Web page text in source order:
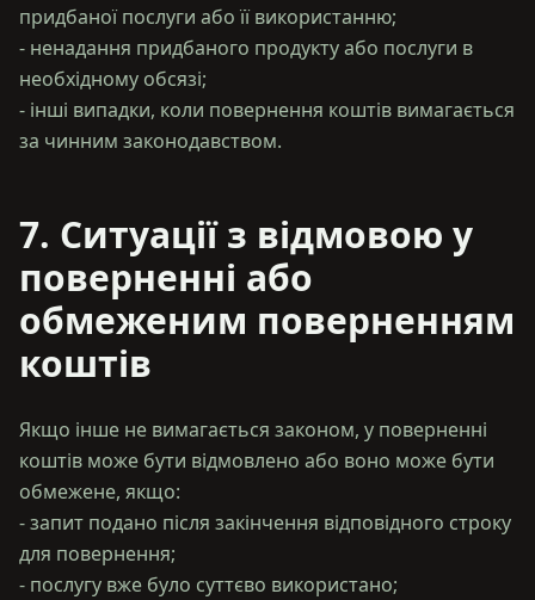
придбаної послуги або її використанню;
- ненадання придбаного продукту або послуги в
необхідному обсязі;
- інші випадки, коли повернення коштів вимагається
7. Ситуації з відмовою у
поверненні або
обмеженим поверненням
коштів
Якщо інше не вимагається законом, у поверненні
коштів може бути відмовлено або воно може бути
обмежене, якщо:
- запит подано після закінчення відповідного строку
для повернення;
- послугу вже було суттєво використано;